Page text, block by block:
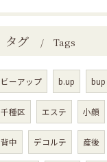
タグ Tags
ビーアップ b.up bup
千種区 エステ 小顔
背中 デコルテ 産後